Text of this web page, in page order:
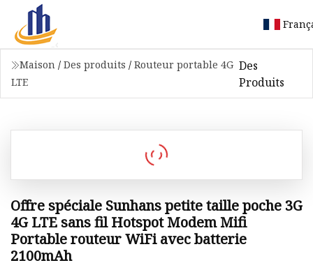
Maison / Des produits / Routeur portable 4G
LTE
Des
Produits
Offre spéciale Sunhans petite taille poche 3G
4G LTE sans fil Hotspot Modem Mifi
Portable routeur WiFi avec batterie
2100mAh